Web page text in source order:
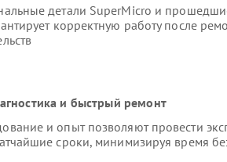
детали SuperMicro и
корректную работу после
и быстрый ремонт
и опыт позволяют провести
сроки, минимизируя время